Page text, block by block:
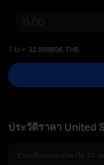
1 U = 32.999896 THB
ประวัติราคา United
ช่วงเปลี่ยนแปลงราคาใน 24 ชม